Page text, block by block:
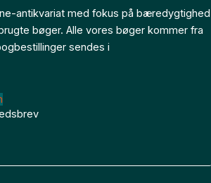
antikvariat med fokus på bæredygtighed
bøger. Alle vores bøger kommer fra
sendes i